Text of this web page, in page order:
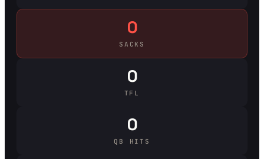
0
SACKS
0
TFL
0
QB HITS